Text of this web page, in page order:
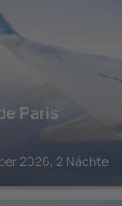
Paris
2026, 2 Nächte